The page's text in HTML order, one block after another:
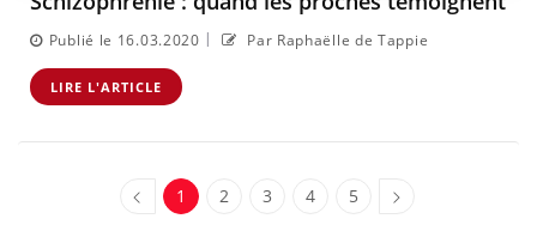
Publié le 16.03.2020 | Par Raphaëlle de Tappie
LIRE L'ARTICLE
1 2 3 4 5